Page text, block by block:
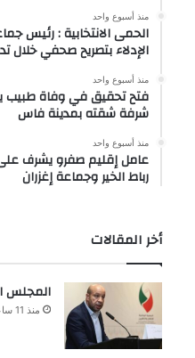
منذ أسبوع واحد
الحمى الانتخابية : رئيس
الإدلاء بتصريح صحفي
منذ أسبوع واحد
فتح تحقيق في وفاة طبيب
شرفة شقته بمدينة فاس
منذ أسبوع واحد
عامل إقليم صفرو يشرف على
رباط الخير وجماعة إغزران
أخر المقالات
المجلس
منذ 11 ساعة